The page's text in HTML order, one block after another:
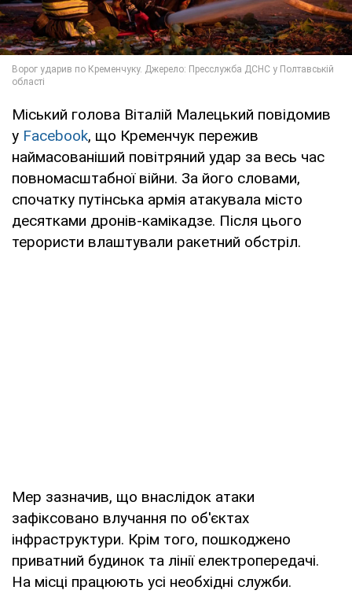
Міський голова Віталій Малецький повідомив
у Facebook, що Кременчук пережив
наймасованіший повітряний удар за весь час
повномасштабної війни. За його словами,
спочатку путінська армія атакувала місто
десятками дронів-камікадзе. Після цього
терористи влаштували ракетний обстріл.
Мер зазначив, що внаслідок атаки
зафіксовано влучання по об'єктах
інфраструктури. Крім того, пошкоджено
приватний будинок та лінії електропередачі.
На місці працюють усі необхідні служби.